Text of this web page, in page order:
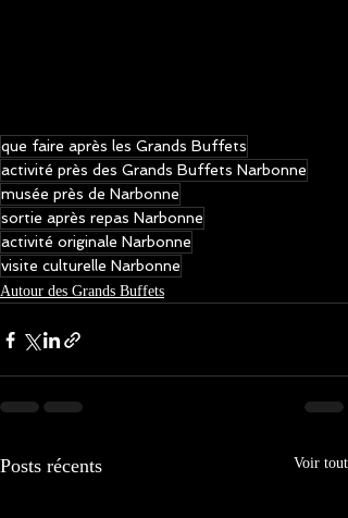
que faire après les Grands Buffets
activité près des Grands Buffets Narbonne
musée près de Narbonne
sortie après repas Narbonne
activité originale Narbonne
visite culturelle Narbonne
Autour des Grands Buffets
Posts récents Voir tout